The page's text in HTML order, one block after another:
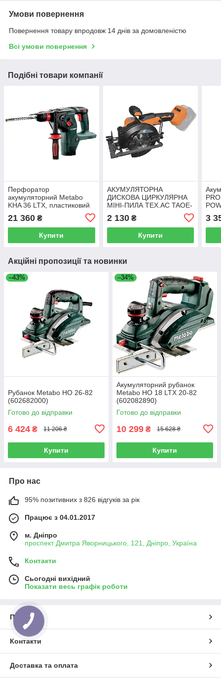
Умови повернення
Повернення товару впродовж 14 днів за домовленістю
Всі умови повернення
Подібні товари компанії
Перфоратор
акумуляторний Metabo
KHA 36 LTX, пластиковий
кейс MetaLoc (без АКБ та
ЗУ) (600795840)
21 360 ₴
Купити
АКУМУЛЯТОРНА
ДИСКОВА ЦИРКУЛЯРНА
МІНІ-ПИЛА TEX.AC TAOE-
2 130₴
Купити
3
Акційні пропозиції та новинки
–43%
Рубанок Metabo HO 26-82
(602682000)
Готово до відправки
6 424 ₴ 11 206 ₴
Купити
–34%
Акумуляторний рубанок
Metabo HO 18 LTX 20-82
(602082890)
Готово до відправки
10 299 ₴ 15 628 ₴
Купити
Про нас
95% позитивних з 826 відгуків за рік
Працює з 04.01.2017
м. Дніпро
проспект Дмитра Яворницького, 121, Дніпро, Україна
Контакти
Сьогодні вихідний
Показати весь графік роботи
Про нас
Контакти
Доставка та оплата